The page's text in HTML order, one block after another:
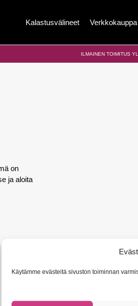
Käytämme evästeitä sivuston toiminnan
Kalastusvälineet Verkkokauppa
ILMAINEN TOIMITUS
on
ja aloita